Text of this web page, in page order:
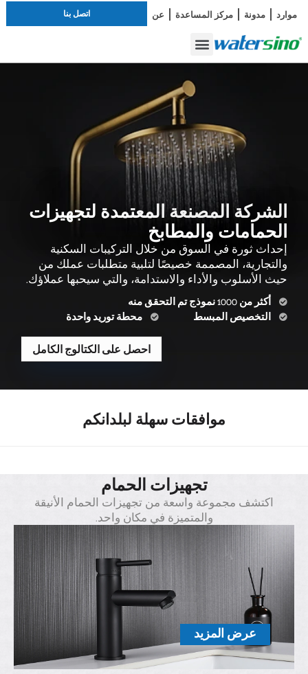
موارد مدونة مركز المساعدة عن اتصل بنا
الشركة المصنعة المعتمدة لتجهيزات
الحمامات والمطابخ
إحداث ثورة في السوق من خلال التركيبات السكنية
والتجارية، المصممة خصيصًا لتلبية متطلبات عملك من
حيث الأسلوب والأداء والاستدامة، والتي سيحبها عملاؤك.
أكثر من 1000 نموذج تم التحقق منه
التخصيص المبسط
محطة توريد واحدة
احصل على الكتالوج الكامل
موافقات سهلة لبلدانكم
تجهيزات الحمام
اكتشف مجموعة واسعة من تجهيزات الحمام الأنيقة
والمتميزة في مكان واحد.
عرض المزيد